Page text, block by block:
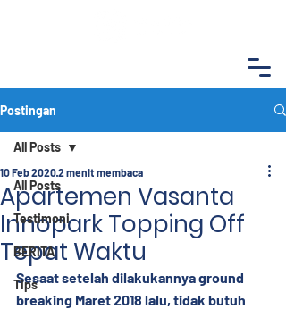
Postingan
All Posts
Testimoni
BERITA
Tips
All Posts
Apartemen Vasanta
Innopark Topping Off
Tepat Waktu
10 Feb 20202 menit membaca
Sesaat setelah dilakukannya ground
breaking Maret 2018 lalu, tidak butuh